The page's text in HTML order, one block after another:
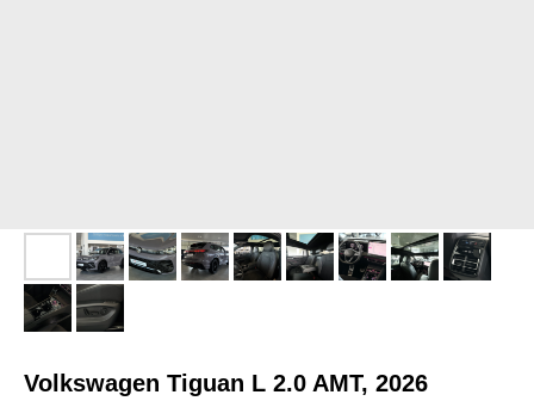
Volkswagen Tiguan L 2.0 AMT, 2026